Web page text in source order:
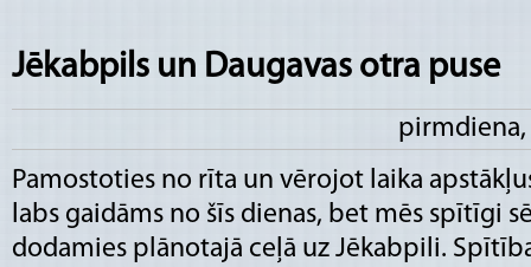
Jēkabpils un Daugavas otra puse
Pamostoties no rīta un vērojot laika
labs gaidāms no šīs dienas, bet mēs spītīgi
dodamies plānotajā ceļā uz Jēkabpili.